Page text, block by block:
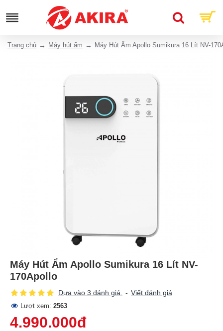
Trang chủ Máy hút ẩm Máy Hút Ẩm Apollo Sumikura 16 Lít NV-
Máy Hút Ẩm Apollo Sumikura 16 Lít NV-
170Apollo
Dựa vào 3 đánh giá. - Viết đánh giá
Lượt xem: 2563
4.990.000đ